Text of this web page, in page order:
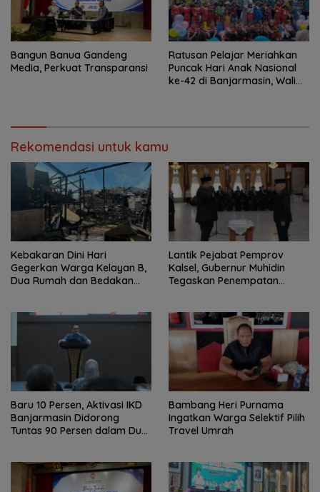
Bangun Banua Gandeng
Media, Perkuat Transparansi
Ratusan Pelajar Meriahkan
Puncak Hari Anak Nasional
ke-42 di Banjarmasin, Wali
Rekomendasi untuk kamu
Kebakaran Dini Hari
Gegerkan Warga Kelayan B,
Dua Rumah dan Bedakan
Lantik Pejabat Pemprov
Kalsel, Gubernur Muhidin
Tegaskan Penempatan
Baru 10 Persen, Aktivasi IKD
Banjarmasin Didorong
Tuntas 90 Persen dalam Dua
Bambang Heri Purnama
Ingatkan Warga Selektif Pilih
Travel Umrah